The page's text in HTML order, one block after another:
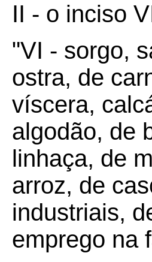
II - o inciso
"VI - sorgo,
ostra, de
víscera,
algodão, de
linhaça, de
arroz, de
industriais,
emprego na